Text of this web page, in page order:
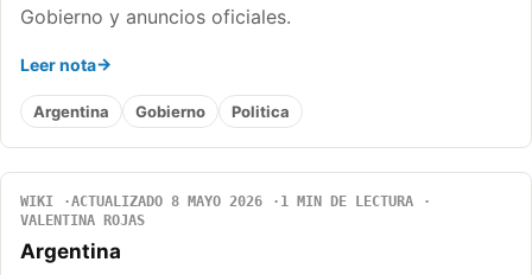
Gobierno y anuncios oficiales.
Leer nota
Argentina Gobierno Politica
WIKI ACTUALIZADO 8 MAYO 2026
1 MIN DE LECTURA
VALENTINA ROJAS
Argentina